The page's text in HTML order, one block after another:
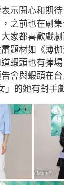
示開心和期
之前也在劇
家都喜歡戲
題材如《薄
蝦頭也有捧
會與蝦頭在
」的她有對手